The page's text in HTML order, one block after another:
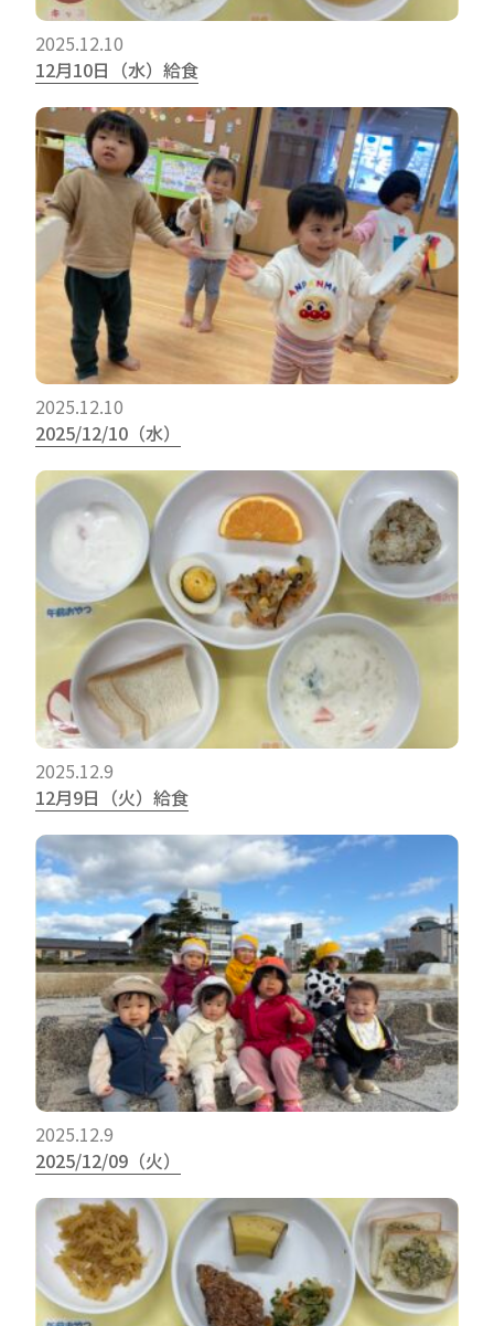
2025.12.10
12月10日（水）給食
2025.12.10
2025/12/10（水）
2025.12.9
12月9日（火）給食
2025.12.9
2025/12/09（火）